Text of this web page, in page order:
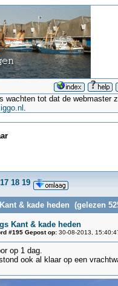
wachten tot dat de
.
17 18 19
& kade heden (gelezen
Kant & kade heden
#195 Gepost op: 30-08-2013,
op 1 dag.
ook al klaar op een